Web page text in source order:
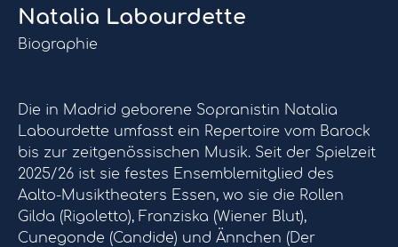
Natalia Labourdette
Biographie
Die in Madrid geborene Sopranistin Natalia
Labourdette umfasst ein Repertoire vom Barock
bis zur zeitgenössischen Musik. Seit der Spielzeit
2025/26 ist sie festes Ensemblemitglied des
Aalto-Musiktheaters Essen, wo sie die Rollen
Gilda (Rigoletto), Franziska (Wiener Blut),
Cunegonde (Candide) und Ännchen (Der